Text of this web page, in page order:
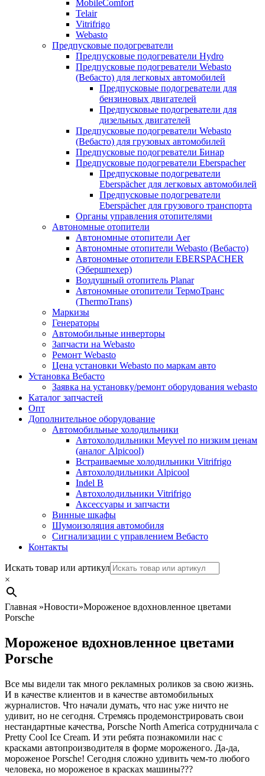
MobileComfort
Telair
Vitrifrigo
Webasto
Предпусковые подогреватели
Предпусковые подогреватели Hydro
Предпусковые подогреватели Webasto
(Вебасто) для легковых автомобилей
Предпусковые подогреватели для
бензиновых двигателей
Предпусковые подогреватели для
дизельных двигателей
Предпусковые подогреватели Webasto
(Вебасто) для грузовых автомобилей
Предпусковые подогреватели Бинар
Предпусковые подогреватели Eberspacher
Предпусковые подогреватели
Eberspächer для легковых автомобилей
Предпусковые подогреватели
Eberspächer для грузового транспорта
Органы управления отопителями
Автономные отопители
Автономные отопители Аer
Автономные отопители Webasto (Вебасто)
Автономные отопители EBERSPACHER
(Эбершпехер)
Воздушный отопитель Planar
Автономные отопители ТермоТранс
(ThermoTrans)
Маркизы
Генераторы
Автомобильные инверторы
Запчасти на Webasto
Ремонт Webasto
Цена установки Webasto по маркам авто
Установка Вебасто
Заявка на установку/ремонт оборудования webasto
Каталог запчастей
Опт
Дополнительное оборудование
Автомобильные холодильники
Автохолодильники Meyvel по низким ценам
(аналог Alpicool)
Встраиваемые холодильники Vitrifrigo
Автохолодильники Alpicool
Indel B
Автохолодильники Vitrifrigo
Аксессуары и запчасти
Винные шкафы
Шумоизоляция автомобиля
Сигнализации с управлением Вебасто
Контакты
Search
Искать товар или артикул
×
Главная »Новости»Мороженое вдохновленное цветами
Porsche
Мороженое вдохновленное цветами
Porsche
Все мы видели так много рекламных роликов за свою жизнь.
И в качестве клиентов и в качестве автомобильных
журналистов. Что начали думать, что нас уже ничто не
удивит, но не сегодня. Стремясь продемонстрировать свои
нестандартные качества, Porsche North America сотрудничала с
Pretty Cool Ice Cream. И эти ребята познакомили нас с
красками автопроизводителя в форме мороженого. Да-да,
мороженое Porsche! Сегодня сложно удивить чем-то любого
человека, но мороженое в красках машины???